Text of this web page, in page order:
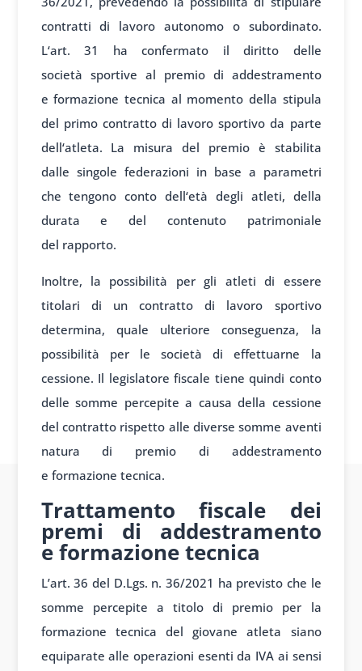
contratti di lavoro autonomo o subordinato.
L‘art. 31 ha confermato il diritto delle
società sportive al premiodi addestramento
e formazione tecnica al momento della stipula
del primo contratto di lavoro sportivo da parte
dell‘atleta. La misura del premioè stabilita
dalle singole federazioni in base a parametri
che tengono conto dell‘età degli atleti, della
durata e del contenuto patrimoniale
del rapporto.
Inoltre, la possibilità pergli atleti di essere
titolari di un contratto di lavoro sportivo
determina, quale ulteriore conseguenza, la
possibilità per le società di effettuarne la
cessione. Il legislatore fiscale tiene quindi conto
delle somme percepite a causa della cessione
del contratto rispetto alle diverse somme aventi
natura di premio di addestramento
e formazione tecnica.
Trattamento fiscale dei
premi di addestramento
e formazione tecnica
L’art. 36 del D.Lgs. n. 36/2021 ha previsto che le
somme percepite a titolo di premio per la
formazione tecnica del giovane atleta siano
equiparate alle operazioni esenti da IVA ai sensi